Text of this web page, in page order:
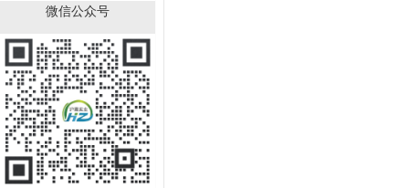
微信公众号
Boc-D-4-氯苯丙氨酸
CAS：57292-44-1
（HZ52015591）
￥392.00
已有88人购买